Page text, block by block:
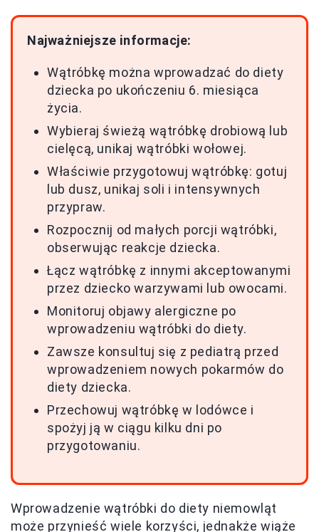
Najważniejsze informacje:
Wątróbkę można wprowadzać do diety
dziecka po ukończeniu 6. miesiąca
życia.
Wybieraj świeżą wątróbkę drobiową lub
cielęcą, unikaj wątróbki wołowej.
Właściwie przygotowuj wątróbkę: gotuj
lub dusz, unikaj soli i intensywnych
przypraw.
Rozpocznij od małych porcji wątróbki,
obserwując reakcje dziecka.
Łącz wątróbkę z innymi akceptowanymi
przez dziecko warzywami lub owocami.
Monitoruj objawy alergiczne po
wprowadzeniu wątróbki do diety.
Zawsze konsultuj się z pediatrą przed
wprowadzeniem nowych pokarmów do
diety dziecka.
Przechowuj wątróbkę w lodówce i
spożyj ją w ciągu kilku dni po
przygotowaniu.
Wprowadzenie wątróbki do diety niemowląt
może przynieść wiele korzyści, jednakże wiąże